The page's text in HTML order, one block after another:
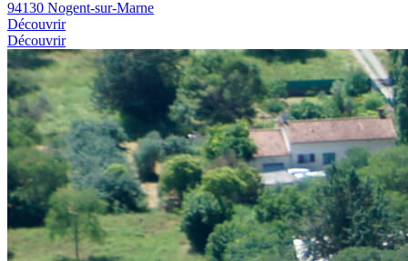
94130 Nogent-sur-Marne
Découvrir
Découvrir